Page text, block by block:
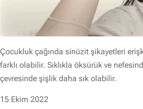
Çocukluk çağında sinüzit şikayetleri
farklı olabilir. Sıklıkla öksürük ve
çevresinde şişlik daha sık olabilir.
15 Ekim 2022